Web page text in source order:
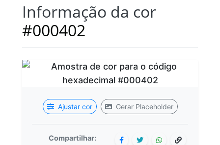
Informação da cor
#000402
Ajustar cor Gerar Placeholder
Compartilhar: